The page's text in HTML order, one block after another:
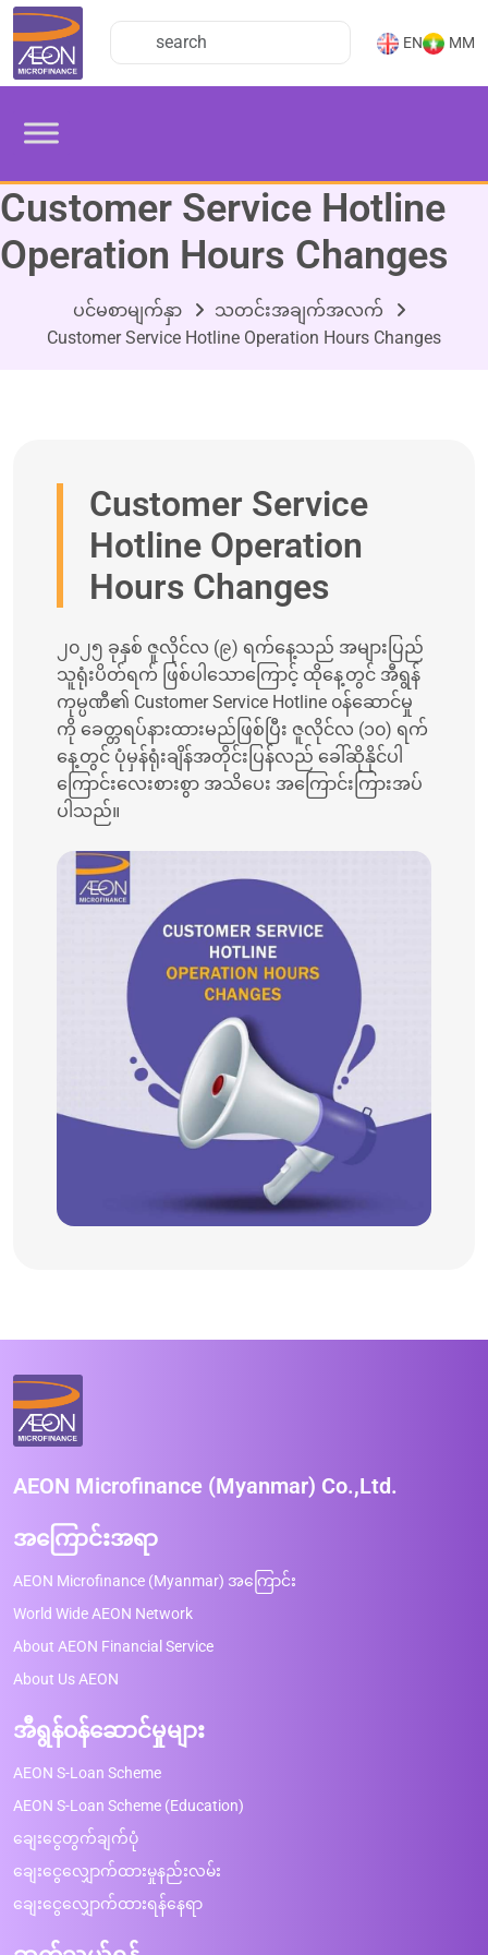
EN MM
Customer Service Hotline
Operation Hours Changes
ပင်မစာမျက်နှာ
သတင်းအချက်အလက်
Customer Service Hotline Operation Hours Changes
Customer Service
Hotline Operation
Hours Changes
၂၀၂၅ ခုနှစ် ဇူလိုင်လ (၉) ရက်နေ့သည် အများပြည်
သူရုံးပိတ်ရက် ဖြစ်ပါသောကြောင့် ထိုနေ့တွင် အီရွန်
ကုမ္ပဏီ၏ Customer Service Hotline ၀န်ဆောင်မှု
ကို ခေတ္တရပ်နားထားမည်ဖြစ်ပြီး ဇူလိုင်လ (၁၀) ရက်
နေ့တွင် ပုံမှန်ရုံးချိန်အတိုင်းပြန်လည် ခေါ်ဆိုနိုင်ပါ
ကြောင်းလေးစားစွာ အသိပေး အကြောင်းကြားအပ်
ပါသည်။
AEON Microfinance (Myanmar) Co.,Ltd.
အကြောင်းအရာ
AEON Microfinance (Myanmar) အကြောင်း
World Wide AEON Network
About AEON Financial Service
About Us AEON
အီရွန်ဝန်ဆောင်မှုများ
AEON S-Loan Scheme
AEON S-Loan Scheme (Education)
ချေးငွေတွက်ချက်ပုံ
ချေးငွေလျှောက်ထားမှုနည်းလမ်း
ချေးငွေလျှောက်ထားရန်နေရာ